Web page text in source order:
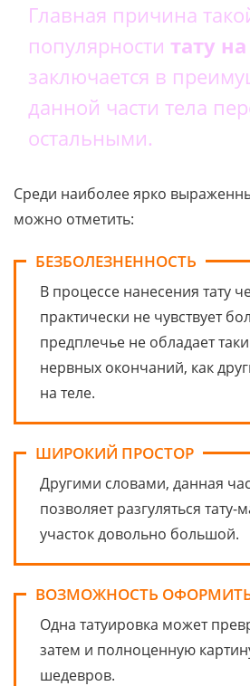
Главная причина
популярности тату
заключается в
данной части тела
остальными.
Среди наиболее ярко
можно отметить:
БЕЗБОЛЕЗНЕННОСТЬ
В процессе нанесения тату
практически не чувствует
предплечье не обладает
нервных окончаний, как
на теле.
ШИРОКИЙ ПРОСТОР
Другими словами, данная
позволяет разгуляться тату-
участок довольно большой.
ВОЗМОЖНОСТЬ
Одна татуировка может
затем и полноценную
шедевров.